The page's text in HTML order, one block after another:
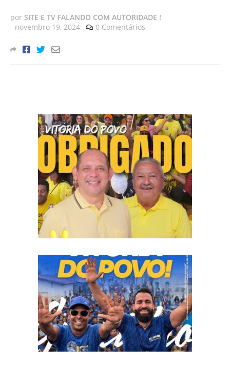
por SITE E TV FALANDO COM AUTORIDADE !
- novembro 19, 2024 0 Comentários